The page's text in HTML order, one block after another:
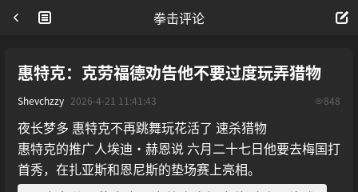
拳击评论
惠特克：克劳福德劝告他不要过度玩弄猎物
Shevchzzy 2026-4-21 11:41:43 848
夜长梦多 惠特克不再跳舞玩花活了 速杀猎物
惠特克的推广人埃迪·赫恩说 六月二十七日他要去梅国打
首秀，在扎亚斯和恩尼斯的垫场赛上亮相。